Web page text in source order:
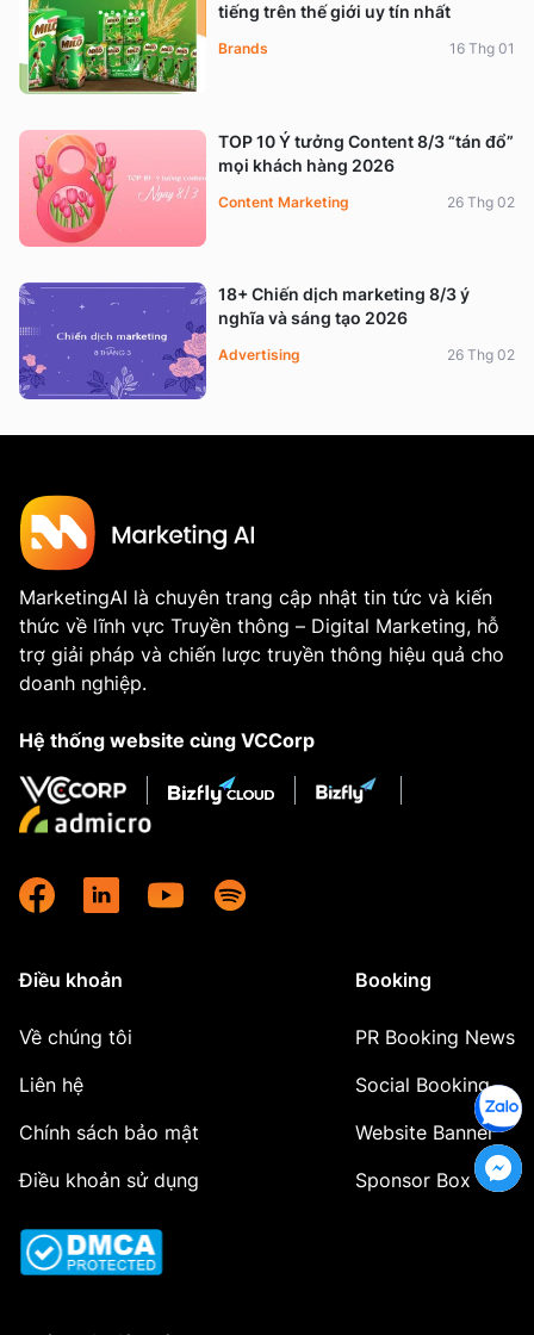
tiếng trên thế giới uy tín nhất
Brands 16 Thg 01
TOP 10 Ý tưởng Content 8/3 “tán đổ”
mọi khách hàng 2026
Content Marketing 26 Thg 02
18+ Chiến dịch marketing 8/3 ý
nghĩa và sáng tạo 2026
Advertising 26 Thg 02
MarketingAI là chuyên trang cập nhật tin tức và kiến
thức về lĩnh vực Truyền thông – Digital Marketing, hỗ
trợ giải pháp và chiến lược truyền thông hiệu quả cho
doanh nghiệp.
Hệ thống website cùng VCCorp
Điều khoản
Về chúng tôi
Liên hệ
Chính sách bảo mật
Điều khoản sử dụng
Booking
PR Booking News
Social Booking
Website Banner
Sponsor Box